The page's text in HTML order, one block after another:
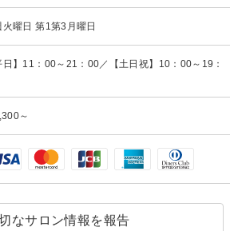
火曜日 第1第3月曜日
日】11：00～21：00／【土日祝】10：00～19：
～
なサロン情報を報告